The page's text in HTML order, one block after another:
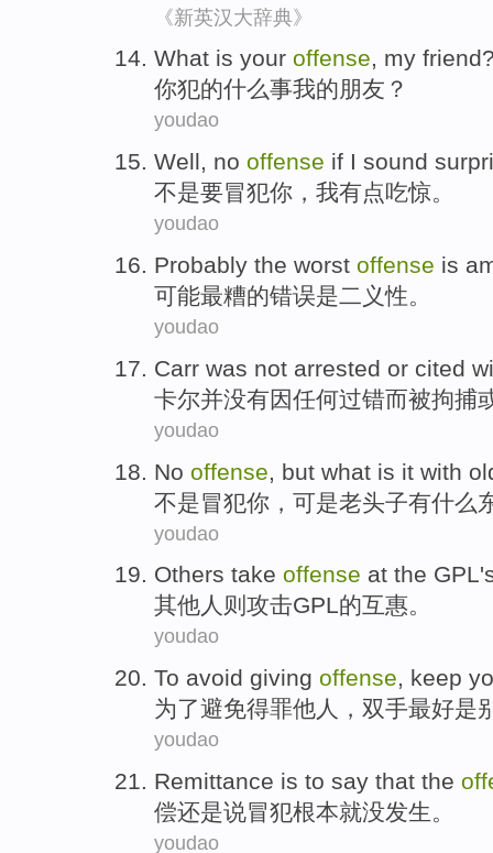
《新英汉大辞典》
What is your offense, my friend
你犯的什么事我的朋友？
youdao
Well, no offense if I sound
不是要冒犯你， 我有点吃惊。
youdao
Probably the worst offense is
可能最糟的错误是二义性。
youdao
Carr was not arrested or cited
卡尔并没有因任何过错而被拘捕
youdao
No offense but what is it with
不是冒犯你 ， 可是老头子有什么
youdao
Others take offense at the GPL
其他人则 攻击GPL的互惠。
youdao
To avoid giving offense, keep
为了避免得罪他人， 双手最好是
youdao
Remittance is to say that the
偿还是说冒犯根本就没发生。
youdao